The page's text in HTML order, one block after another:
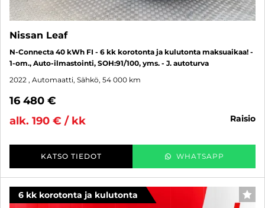
Nissan Leaf
N-Connecta 40 kWh FI - 6 kk korotonta ja kulutonta maksuaikaa! -
1-om., Auto-ilmastointi, SOH:91/100, yms. - J. autoturva
2022 , Automaatti, Sähkö, 54 000 km
16 480 €
alk. 190 € / kk
raisio
KATSO TIEDOT WHATSAPP
6 kk korotonta ja kulutonta